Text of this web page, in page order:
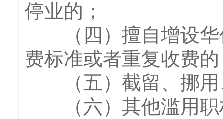
停业的；
（四）擅自增设华
费标准或者重复收费
（五）截留、挪用
（六）其他滥用职